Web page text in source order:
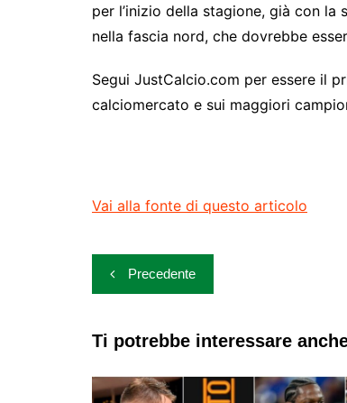
per l’inizio della stagione, già con la
nella fascia nord, che dovrebbe
Segui JustCalcio.com per essere il
calciomercato e sui maggiori
Vai alla fonte di questo articolo
Navigazione
articoli
Precedente
Ti potrebbe interessare